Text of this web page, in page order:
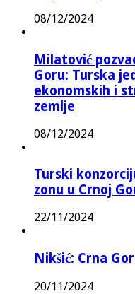
08/12/2024
Milatović
Goru: Turska
ekonomskih i
zemlje
08/12/2024
Turski
zonu u Crnoj
22/11/2024
Nikšić: Crna
20/11/2024